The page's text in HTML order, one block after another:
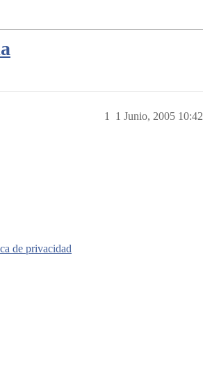
1 Junio, 2005 10:42
1
de privacidad